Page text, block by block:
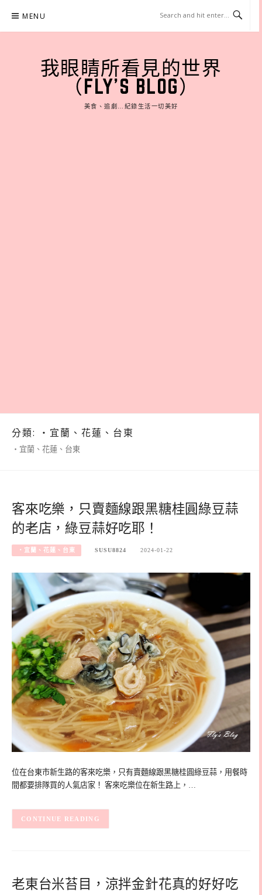
content
MENU
我眼睛所看見的世界
（FLY'S BLOG）
美食、追劇…紀錄生活一切美好
分類: ‧宜蘭、花蓮、台東
‧宜蘭、花蓮、台東
客來吃樂，只賣麵線跟黑糖桂圓綠豆蒜
的老店，綠豆蒜好吃耶！
‧宜蘭、花蓮、台東 SUSU8824 2024-01-22
位在台東市新生路的客來吃樂，只有賣麵線跟黑糖桂圓綠豆蒜，用餐時
間都要排隊買的人氣店家！ 客來吃樂位在新生路上，…
CONTINUE READING
老東台米苔目，涼拌金針花真的好好吃